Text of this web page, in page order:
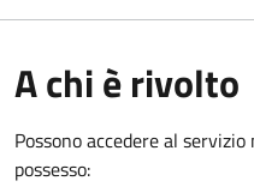
A chi è rivolto
Possono accedere al
possesso: